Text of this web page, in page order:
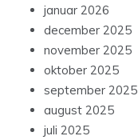
januar 2026
december 2025
november 2025
oktober 2025
september 2025
august 2025
juli 2025